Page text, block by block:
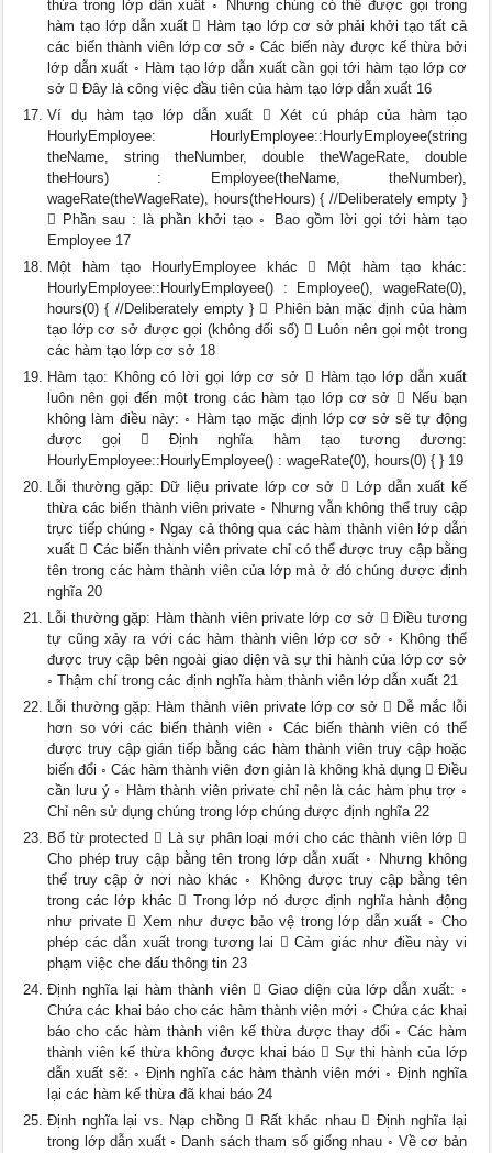
thừa trong lớp dẫn xuất ◦ Nhưng chúng có thể được gọi trong
hàm tạo lớp dẫn xuất  Hàm tạo lớp cơ sở phải khởi tạo tất cả
các biến thành viên lớp cơ sở ◦ Các biến này được kế thừa bởi
lớp dẫn xuất ◦ Hàm tạo lớp dẫn xuất cần gọi tới hàm tạo lớp cơ
sở  Đây là công việc đầu tiên của hàm tạo lớp dẫn xuất 16
Ví dụ hàm tạo lớp dẫn xuất  Xét cú pháp của hàm tạo
HourlyEmployee: HourlyEmployee::HourlyEmployee(string
theName, string theNumber, double theWageRate, double
theHours) : Employee(theName, theNumber),
wageRate(theWageRate), hours(theHours) { //Deliberately empty }
 Phần sau : là phần khởi tạo ◦ Bao gồm lời gọi tới hàm tạo
Employee 17
Một hàm tạo HourlyEmployee khác  Một hàm tạo khác:
HourlyEmployee::HourlyEmployee() : Employee(), wageRate(0),
hours(0) { //Deliberately empty }  Phiên bản mặc định của hàm
tạo lớp cơ sở được gọi (không đối số)  Luôn nên gọi một trong
các hàm tạo lớp cơ sở 18
Hàm tạo: Không có lời gọi lớp cơ sở  Hàm tạo lớp dẫn xuất
luôn nên gọi đến một trong các hàm tạo lớp cơ sở  Nếu bạn
không làm điều này: ◦ Hàm tạo mặc định lớp cơ sở sẽ tự động
được gọi  Định nghĩa hàm tạo tương đương:
HourlyEmployee::HourlyEmployee() : wageRate(0), hours(0) { } 19
Lỗi thường gặp: Dữ liệu private lớp cơ sở  Lớp dẫn xuất kế
thừa các biến thành viên private ◦ Nhưng vẫn không thể truy cập
trực tiếp chúng ◦ Ngay cả thông qua các hàm thành viên lớp dẫn
xuất  Các biến thành viên private chỉ có thể được truy cập bằng
tên trong các hàm thành viên của lớp mà ở đó chúng được định
nghĩa 20
Lỗi thường gặp: Hàm thành viên private lớp cơ sở  Điều tương
tự cũng xảy ra với các hàm thành viên lớp cơ sở ◦ Không thể
được truy cập bên ngoài giao diện và sự thi hành của lớp cơ sở
◦ Thậm chí trong các định nghĩa hàm thành viên lớp dẫn xuất 21
Lỗi thường gặp: Hàm thành viên private lớp cơ sở  Dễ mắc lỗi
hơn so với các biến thành viên ◦ Các biến thành viên có thể
được truy cập gián tiếp bằng các hàm thành viên truy cập hoặc
biến đổi ◦ Các hàm thành viên đơn giản là không khả dụng  Điều
cần lưu ý ◦ Hàm thành viên private chỉ nên là các hàm phụ trợ ◦
Chỉ nên sử dụng chúng trong lớp chúng được định nghĩa 22
Bổ từ protected  Là sự phân loại mới cho các thành viên lớp 
Cho phép truy cập bằng tên trong lớp dẫn xuất ◦ Nhưng không
thể truy cập ở nơi nào khác ◦ Không được truy cập bằng tên
trong các lớp khác  Trong lớp nó được định nghĩa hành động
như private  Xem như được bảo vệ trong lớp dẫn xuất ◦ Cho
phép các dẫn xuất trong tương lai  Cảm giác như điều này vi
phạm việc che dấu thông tin 23
Định nghĩa lại hàm thành viên  Giao diện của lớp dẫn xuất: ◦
Chứa các khai báo cho các hàm thành viên mới ◦ Chứa các khai
báo cho các hàm thành viên kế thừa được thay đổi ◦ Các hàm
thành viên kế thừa không được khai báo  Sự thi hành của lớp
dẫn xuất sẽ: ◦ Định nghĩa các hàm thành viên mới ◦ Định nghĩa
lại các hàm kế thừa đã khai báo 24
Định nghĩa lại vs. Nạp chồng  Rất khác nhau  Định nghĩa lại
trong lớp dẫn xuất ◦ Danh sách tham số giống nhau ◦ Về cơ bản